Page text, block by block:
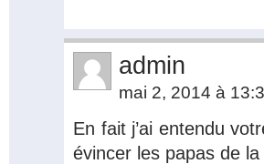
admin
mai 2, 2014 à
En fait j’ai entendu
évincer les papas de